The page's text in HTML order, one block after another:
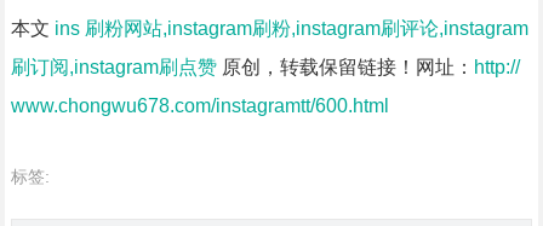
本文 ins 刷粉网站,instagram刷粉,instagram刷评论,instagram
刷订阅,instagram刷点赞原创，转载保留链接！网址： http://
www.chongwu678.com/instagramtt/600.html
标签: